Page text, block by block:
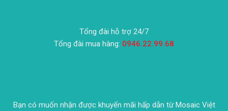
Tổng đài hỗ trợ 24/7
Tổng đài mua hàng: 0946.22.99.68
Bạn có muốn nhận được khuyến mãi hấp dẫn từ Mosaic Việt